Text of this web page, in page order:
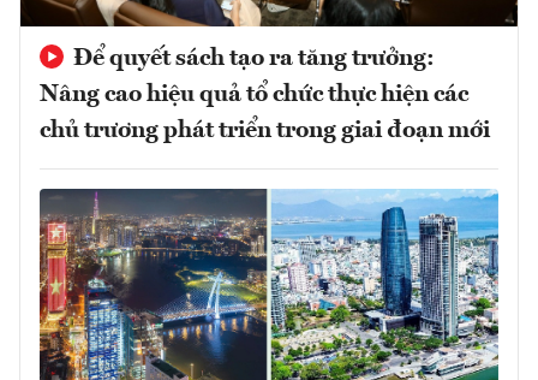
Để quyết sách tạo ra tăng trưởng:
Nâng cao hiệu quả tổ chức thực hiện các
chủ trương phát triển trong giai đoạn mới